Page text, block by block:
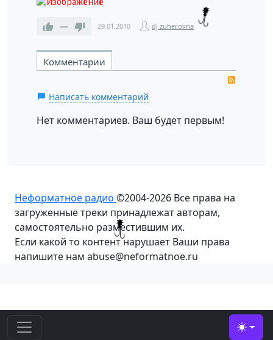
— 29.01.2010 dj zuherovna
Комментарии
Написать комментарий
Нет комментариев. Ваш будет первым!
Неформатное радио ©2004-2026 Все права на
загруженные треки принадлежат авторам,
самостоятельно разместившим их.
Если какой то контент нарушает Ваши права
напишите нам abuse@neformatnoe.ru